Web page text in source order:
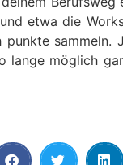
etwa die
lange möglich